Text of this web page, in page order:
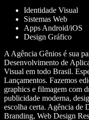
Identidade Visual
Sistemas Web
Apps Android/iOS
Design Gráfico
A Agência Gênios é sua
Desenvolvimento de
Visual em todo Brasil.
Lançamentos. Fazemos
graphics e filmagem com
publicidade moderna,
escolha certa. Agência de
Branding, Web Design